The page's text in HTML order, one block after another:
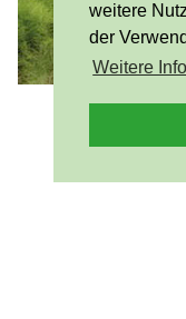
weitere
der
Weitere